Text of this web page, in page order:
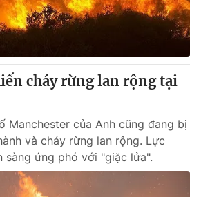
cháy rừng lan rộng tại
Manchester của Anh cũng đang bị
và cháy rừng lan rộng. Lực
sàng ứng phó với "giặc lửa".